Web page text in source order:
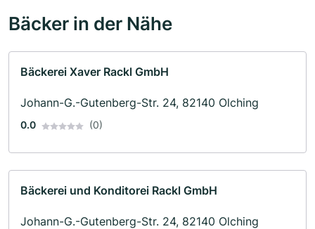
Bäcker in der Nähe
Bäckerei Xaver Rackl GmbH
Johann-G.-Gutenberg-Str. 24, 82140 Olching
0.0 (0)
Bäckerei und Konditorei Rackl GmbH
Johann-G.-Gutenberg-Str. 24, 82140 Olching